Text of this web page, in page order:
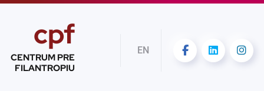
cpf
CENTRUM PRE
FILANTROPIU
EN